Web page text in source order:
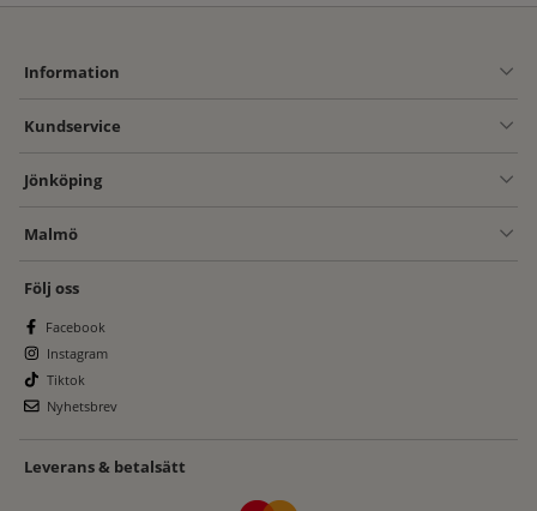
Information
Kundservice
Jönköping
Malmö
Följ oss
Facebook
Instagram
Tiktok
Nyhetsbrev
Leverans & betalsätt